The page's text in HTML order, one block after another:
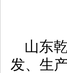
山东
发、生